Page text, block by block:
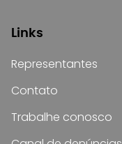
Links
Representantes
Contato
Trabalhe conosco